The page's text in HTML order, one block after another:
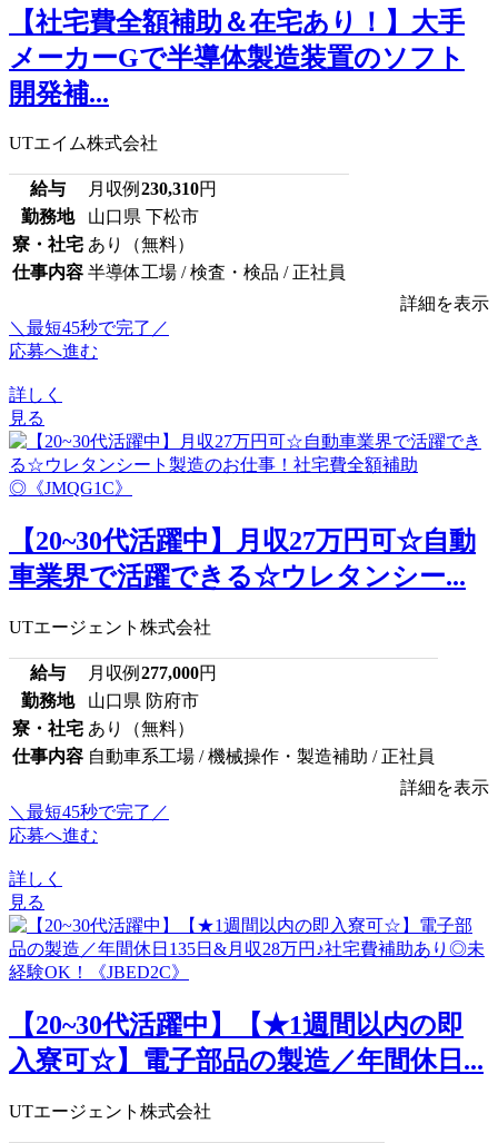
【社宅費全額補助＆在宅あり！】大手
メーカーGで半導体製造装置のソフト
開発補...
UTエイム株式会社
給与 月収例 230,310円
勤務地
山口県 下松市
寮・社宅 あり（無料）
仕事内容 半導体工場 / 検査・検品 / 正社員
詳細を表示
＼最短45秒で完了／
応募へ進む
詳しく
見る
【20~30代活躍中】月収27万円可☆自動
車業界で活躍できる☆ウレタンシー...
UTエージェント株式会社
給与 月収例 277,000円
勤務地
山口県 防府市
寮・社宅 あり（無料）
仕事内容 自動車系工場 / 機械操作・製造補助 / 正社員
詳細を表示
＼最短45秒で完了／
応募へ進む
詳しく
見る
【20~30代活躍中】【★1週間以内の即
入寮可☆】電子部品の製造／年間休日...
UTエージェント株式会社